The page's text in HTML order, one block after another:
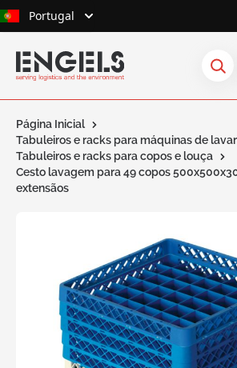
Ir para o Conteúdo
Portugal
Página Inicial
Tabuleiros e racks para máquinas de
Tabuleiros e racks para copos e louça
Cesto lavagem para 49 copos
extensãos